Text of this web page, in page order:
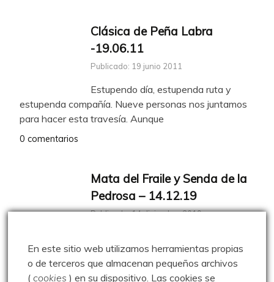
Clásica de Peña Labra
-19.06.11
Publicado: 19 junio 2011
Estupendo día, estupenda ruta y
estupenda compañía. Nueve personas nos juntamos
para hacer esta travesía. Aunque
0 comentarios
Mata del Fraile y Senda de la
Pedrosa – 14.12.19
Publicado: 14 diciembre 2019
que parece que aguanta hasta el mediodía. Pues un
En este sitio web utilizamos herramientas propias
o de terceros que almacenan pequeños archivos
(cookies ) en su dispositivo. Las cookies se